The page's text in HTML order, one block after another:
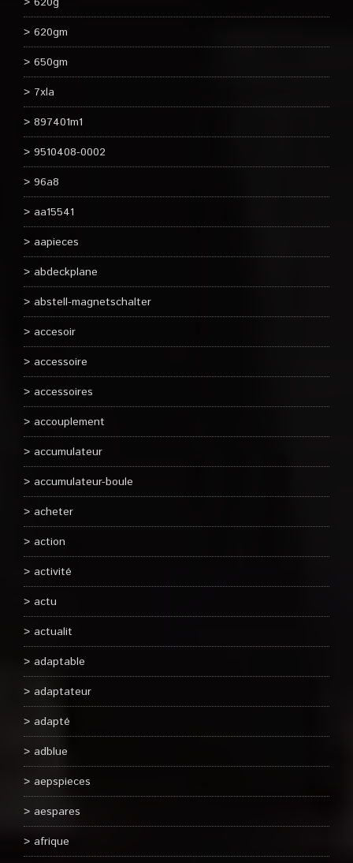
620gm
650gm
7xla
897401m1
9510408-0002
96a8
aa15541
aapieces
abdeckplane
abstell-magnetschalter
accesoir
accessoire
accessoires
accouplement
accumulateur
accumulateur-boule
acheter
action
activité
actu
actualit
adaptable
adaptateur
adapté
adblue
aepspieces
aespares
afrique